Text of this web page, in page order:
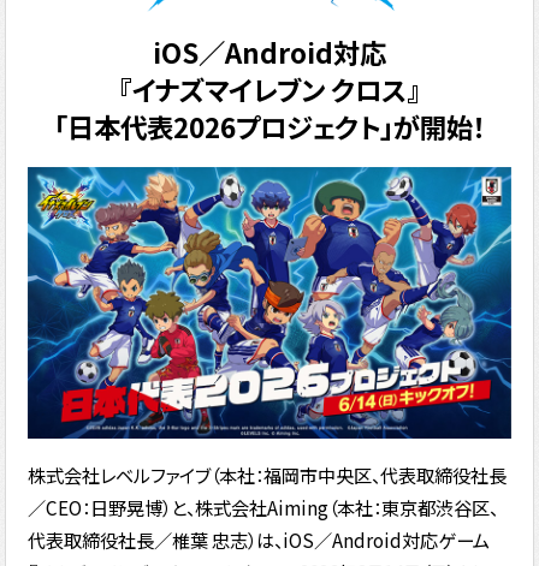
iOS／Android対応
『イナズマイレブン クロス』
「日本代表2026プロジェクト」が開始！
株式会社レベルファイブ（本社：福岡市中央区、代表取締役社長
／CEO：日野晃博）と、株式会社Aiming（本社：東京都渋谷区、
代表取締役社長／椎葉 忠志）は、iOS／Android対応ゲーム